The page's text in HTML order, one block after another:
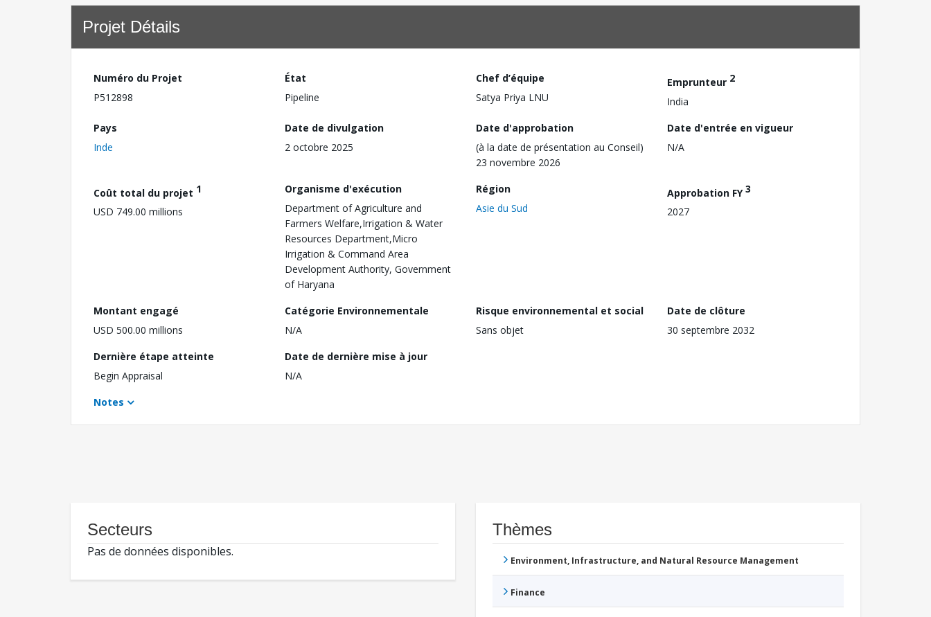
Projet Détails
Numéro du Projet
P512898
État
Pipeline
Chef d’équipe
Satya Priya LNU
Emprunteur 2
India
Pays
Inde
Date de divulgation
2 octobre 2025
Date d'approbation
(à la date de présentation au Conseil)
23 novembre 2026
Date d'entrée en vigueur
N/A
Coût total du projet 1
USD 749.00 millions
Organisme d'exécution
Department of Agriculture and
Farmers Welfare,Irrigation & Water
Resources Department,Micro
Irrigation & Command Area
Development Authority, Government
of Haryana
Région
Asie du Sud
Approbation FY3
2027
Montant engagé
USD 500.00 millions
Catégorie Environnementale
N/A
Risque environnemental et social
Sans objet
Date de clôture
30 septembre 2032
Dernière étape atteinte
Begin Appraisal
Date de dernière mise à jour
N/A
Notes
Secteurs
Pas de données disponibles.
Thèmes
Environment, Infrastructure, and Natural Resource Management
Finance